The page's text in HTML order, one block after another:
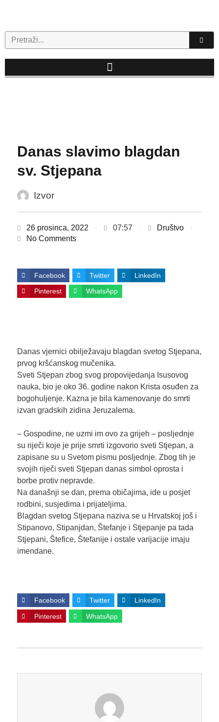
Search
Danas slavimo blagdan
sv. Stjepana
Izvor
26 prosinca, 2022 07:57
Društvo
No Comments
Facebook Twitter LinkedIn
Pinterest WhatsApp
Danas vjernici obilježavaju blagdan svetog Stjepana,
prvog kršćanskog mučenika.
Sveti Stjepan zbog svog propovijedanja Isusovog
nauka, bio je oko 36. godine nakon Krista osuđen za
bogohuljenje. Kazna je bila kamenovanje do smrti
izvan gradskih zidina Jeruzalema.
– Gospodine, ne uzmi im ovo za grijeh – posljednje
su riječi koje je prije smrti izgovorio sveti Stjepan, a
zapisane su u Svetom pismu posljednje. Zbog tih je
svojih riječi sveti Stjepan danas simbol oprosta i
borbe protiv nepravde.
Na današnji se dan, prema običajima, ide u posjet
rodbini, susjedima i prijateljima.
Blagdan svetog Stjepana naziva se u Hrvatskoj još i
Stipanovo, Stipanjdan, Štefanje i Stjepanje pa tada
Stjepani, Štefice, Štefanije i ostale varijacije imaju
imendane.
Facebook Twitter LinkedIn
Pinterest WhatsApp